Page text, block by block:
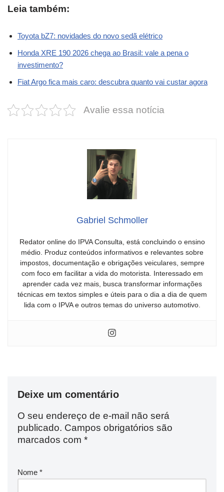
Leia também:
Toyota bZ7: novidades do novo sedã elétrico
Honda XRE 190 2026 chega ao Brasil: vale a pena o
investimento?
Fiat Argo fica mais caro: descubra quanto vai custar agora
Avalie essa notícia
Gabriel Schmoller
Redator online do IPVA Consulta, está concluindo o ensino
médio. Produz conteúdos informativos e relevantes sobre
impostos, documentação e obrigações veiculares, sempre
com foco em facilitar a vida do motorista. Interessado em
aprender cada vez mais, busca transformar informações
técnicas em textos simples e úteis para o dia a dia de quem
lida com o IPVA e outros temas do universo automotivo.
Deixe um comentário
O seu endereço de e-mail não será
publicado. Campos obrigatórios são
marcados com *
Nome *